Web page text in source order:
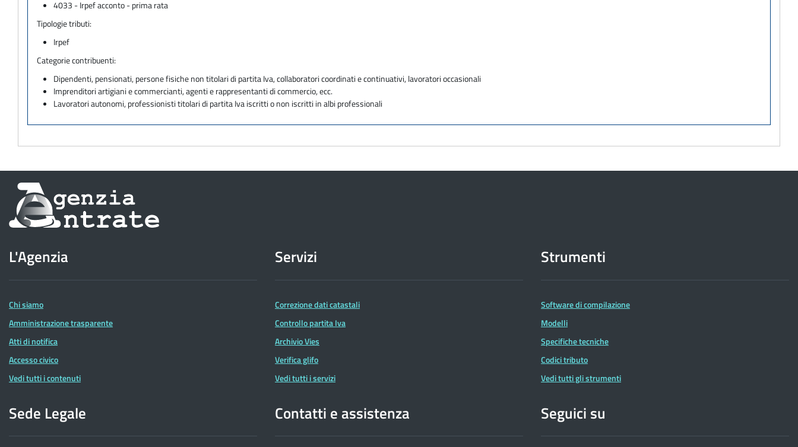
4033 - Irpef acconto - prima rata
Tipologie tributi:
Irpef
Categorie contribuenti:
Dipendenti, pensionati, persone fisiche non titolari di partita Iva, collaboratori coordinati e continuativi, lavoratori occasionali
Imprenditori artigiani e commercianti, agenti e rappresentanti di commercio, ecc.
Lavoratori autonomi, professionisti titolari di partita Iva iscritti o non iscritti in albi professionali
Informazioni
sul
dell'Agenzia
delle
Entrate
L'Agenzia
Chi siamo
Amministrazione trasparente
Atti di notifica
Accesso civico
Vedi tutti i contenuti
Servizi
Correzione dati catastali
Controllo partita Iva
Archivio Vies
Verifica glifo
Vedi tutti i servizi
Strumenti
Software di compilazione
Modelli
Specifiche tecniche
Codici tributo
Vedi tutti gli strumenti
Sede Legale Contatti e assistenza Seguici su